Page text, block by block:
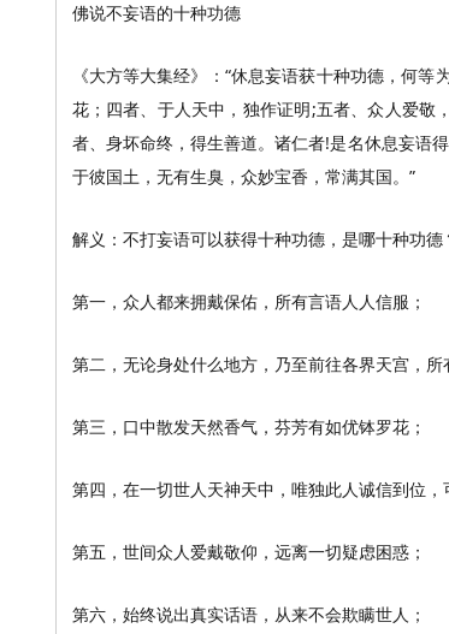
佛说不妄语的十种功德
《大方等大集经》：“休息妄语获十种功德，何
花；四者、于人天中，独作证明;五者、众人爱敬
者、身坏命终，得生善道。诸仁者!是名休息妄语
于彼国土，无有生臭，众妙宝香，常满其国。”
解义：不打妄语可以获得十种功德，是哪十种功德
第一，众人都来拥戴保佑，所有言语人人信服；
第二，无论身处什么地方，乃至前往各界天宫，所
第三，口中散发天然香气，芬芳有如优钵罗花；
第四，在一切世人天神天中，唯独此人诚信到位，
第五，世间众人爱戴敬仰，远离一切疑虑困惑；
第六，始终说出真实话语，从来不会欺瞒世人；